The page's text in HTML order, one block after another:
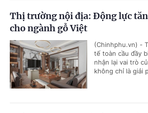
Thị trường nội địa: Động lực
cho ngành gỗ Việt
(Chinhphu.vn) -
tế toàn cầu đầy
nhận lại vai trò
không chỉ là giải